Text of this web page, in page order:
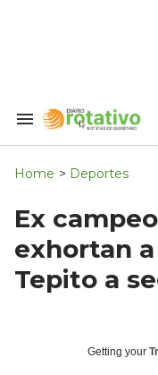
Search
Navigation
Home > Deportes
Ex
exhortan
Tepito a
Getting your